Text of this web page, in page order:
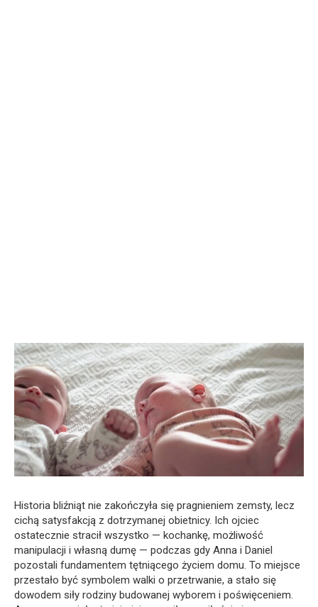
Historia bliźniąt nie zakończyła się pragnieniem zemsty, lecz
cichą satysfakcją z dotrzymanej obietnicy. Ich ojciec
ostatecznie stracił wszystko — kochankę, możliwość
manipulacji i własną dumę — podczas gdy Anna i Daniel
pozostali fundamentem tętniącego życiem domu. To miejsce
przestało być symbolem walki o przetrwanie, a stało się
dowodem siły rodziny budowanej wyborem i poświęceniem.